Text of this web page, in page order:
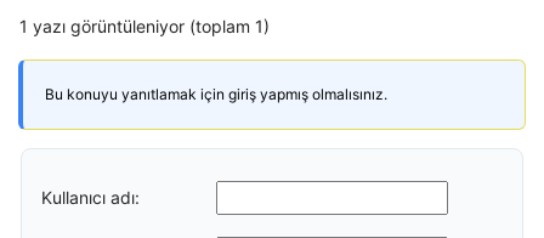
1 yazı görüntüleniyor (toplam 1)
Bu konuyu yanıtlamak için giriş yapmış olmalısınız.
Kullanıcı adı: